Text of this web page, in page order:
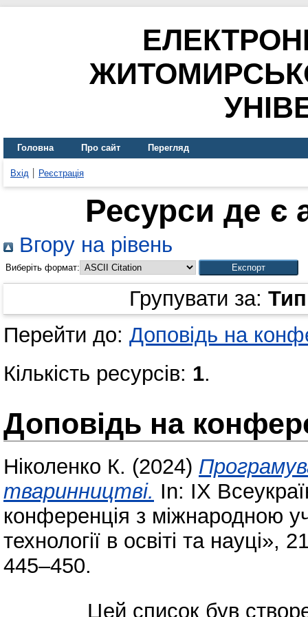
Головна Про сайт Перегляд
Вхід Реєстрація
Ресурси де є
Вгору на рівень
Виберіть формат:
Групувати за:
Перейти до: Доповідь на
Кількість ресурсів: 1.
Доповідь на
Ніколенко К. (2024)
тваринництві. In: ІХ
конференція з міжнародною
технології в освіті та
445–450.
Цей список був